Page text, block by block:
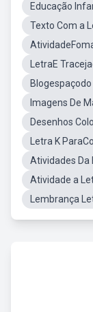
Educação
Texto Com a
LetraE
Imagens De
Desenhos
Letra K
Atividades Da
Atividade a
Lembrança